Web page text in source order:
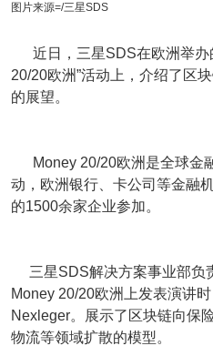
图片来源=/三星SDS
近日，三星SDS在欧洲举办
20/20欧洲”活动上，介绍了区
的展望。
Money 20/20欧洲是全球金
动，欧洲银行、卡公司等金融
的1500余家企业参加。
三星SDS解决方案事业部负
Money 20/20欧洲上发表演讲
Nexleger。展示了区块链向保
物流等领域扩散的模型。